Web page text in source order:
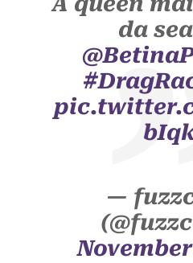
da
—
November